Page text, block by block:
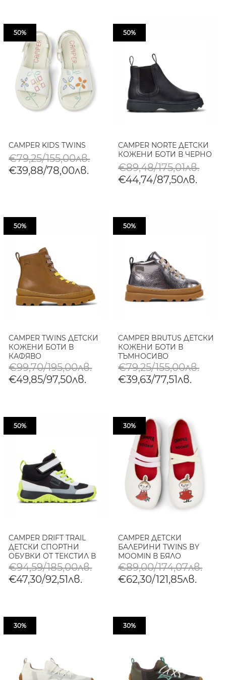
50%
CAMPER KIDS TWINS
€79,25/155,00лв.
€39,88/78,00лв.
50%
CAMPER NORTE ДЕТСКИ
КОЖЕНИ БОТИ В ЧЕРНО
€89,48/175,01лв.
€44,74/87,50лв.
50%
CAMPER TWINS ДЕТСКИ
КОЖЕНИ БОТИ В
КАФЯВО
€99,70/195,00лв.
€49,85/97,50лв.
50%
CAMPER BRUTUS ДЕТСКИ
КОЖЕНИ БОТИ В
ТЪМНОСИВО
€79,25/155,00лв.
€39,63/77,51лв.
50%
CAMPER DRIFT TRAIL
ДЕТСКИ СПОРТНИ
ОБУВКИ ОТ ТЕКСТИЛ В
БЕЖОВО
€94,59/185,00лв.
€47,30/92,51лв.
30%
CAMPER ДЕТСКИ
БАЛЕРИНИ TWINS BY
MOOMIN В БЯЛО
€89,00/174,07лв.
€62,30/121,85лв.
30% 30%